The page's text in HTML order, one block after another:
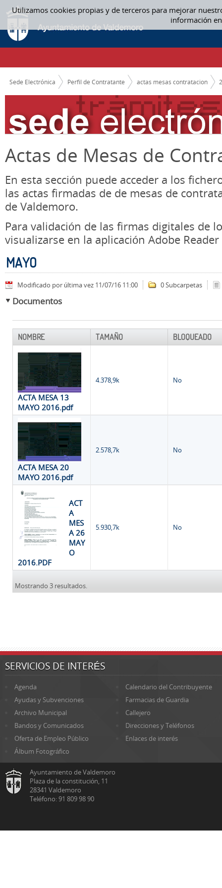
Utilizamos cookies propias y de terceros para mejorar
información
Saltar al contenido
MAYO - ACTAS MESAS CONTRATACION
CAMINO DE MIGAS
Sede Electrónica Perfil de Contratante actas mesas contratacion
Actas de Mesas de
En esta sección puede acceder a los
las actas firmadas de de mesas de
de Valdemoro.
Para validación de las firmas digitales de
visualizarse en la aplicación Adobe Reader
MAYO
Modificado por última vez 11/07/16 11:00 0 Subcarpetas
Documentos
NOMBRE TAMAÑO BLOQUEADO
ACTA MESA 13
MAYO 2016.pdf
4.378,9k No
ACTA MESA 20
MAYO 2016.pdf
2.578,7k No
ACT
A
MES
A 26
MAY
O
2016.PDF
5.930,7k No
Mostrando 3 resultados.
SERVICIOS DE INTERÉS
Agenda
Calendario del Contribuyente
Ayudas y Subvenciones
Farmacias de Guardia
Archivo Municipal
Callejero
Bandos y Comunicados
Direcciones y Teléfonos
Oferta de Empleo Público
Enlaces de interés
Álbum Fotográfico
Ayuntamiento de Valdemoro
Plaza de la constitución, 11
28341 Valdemoro
Teléfono: 91 809 98 90